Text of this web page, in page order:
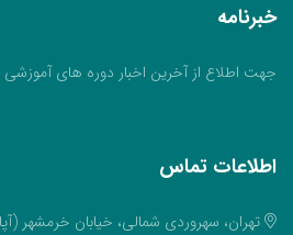
خبرنامه
جهت اطلاع از آخرین اخبار دوره های آموزشی
اطلاعات تماس
تهران، سهروردی شمالی، خیابان خرمشهر